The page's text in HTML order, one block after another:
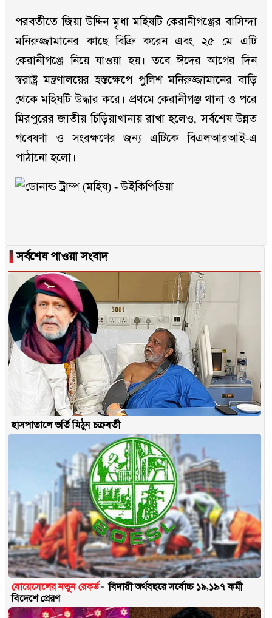
পরবর্তীতে জিয়া উদ্দিন মৃধা মহিষটি কেরানীগঞ্জের বাসিন্দা
মনিরুজ্জামানের কাছে বিক্রি করেন এবং ২৫ মে এটি
কেরানীগঞ্জে নিয়ে যাওয়া হয়। তবে ঈদের আগের দিন
স্বরাষ্ট্র মন্ত্রণালয়ের হস্তক্ষেপে পুলিশ মনিরুজ্জামানের বাড়ি
থেকে মহিষটি উদ্ধার করে। প্রথমে কেরানীগঞ্জ থানা ও পরে
মিরপুরের জাতীয় চিড়িয়াখানায় রাখা হলেও, সর্বশেষ উন্নত
গবেষণা ও সংরক্ষণের জন্য এটিকে বিএলআরআই-এ
পাঠানো হলো।
▐সর্বশেষ পাওয়া সংবাদ
হাসপাতালে ভর্তি মিঠুন চক্রবর্তী
বোয়েসেলের নতুন রেকর্ড
বিদায়ী অর্থবছরে সর্বোচ্চ ১৯,১৯৭ কর্মী
বিদেশে প্রেরণ